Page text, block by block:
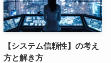
【システム信頼性】の考え
方と解き方